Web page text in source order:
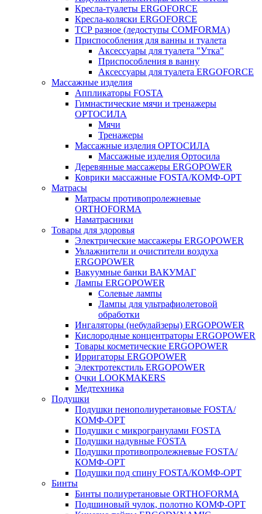
Кресла-туалеты ERGOFORCE
Кресла-коляски ERGOFORCE
ТСР разное (ледоступы COMFORMA)
Приспособления для ванны и туалета
Аксессуары для туалета "Утка"
Приспособления в ванну
Аксессуары для туалета ERGOFORCE
Массажные изделия
Аппликаторы FOSTA
Гимнастические мячи и тренажеры
ОРТОСИЛА
Мячи
Тренажеры
Массажные изделия ОРТОСИЛА
Массажные изделия Ортосила
Деревянные массажеры ERGOPOWER
Коврики массажные FOSTA/КОМФ-ОРТ
Матрасы
Матрасы противопролежневые
ORTHOFORMA
Наматрасники
Товары для здоровья
Электрические массажеры ERGOPOWER
Увлажнители и очистители воздуха
ERGOPOWER
Вакуумные банки ВАКУМАГ
Лампы ERGOPOWER
Солевые лампы
Лампы для ультрафиолетовой
обработки
Ингаляторы (небулайзеры) ERGOPOWER
Кислородные концентраторы ERGOPOWER
Товары косметические ERGOPOWER
Ирригаторы ERGOPOWER
Электротекстиль ERGOPOWER
Очки LOOKMAKERS
Медтехника
Подушки
Подушки пенополиуретановые FOSTA/
КОМФ-ОРТ
Подушки с микрогранулами FOSTA
Подушки надувные FOSTA
Подушки противопролежневые FOSTA/
КОМФ-ОРТ
Подушки под спину FOSTA/КОМФ-ОРТ
Бинты
Бинты полиуретановые ORTHOFORMA
Подшиновый чулок, полотно КОМФ-ОРТ